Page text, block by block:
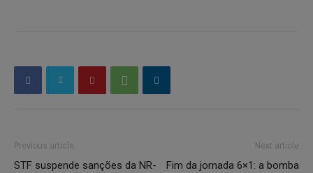
Previous article
STF suspende sanções da NR-
Next article
Fim da jornada 6×1: a bomba